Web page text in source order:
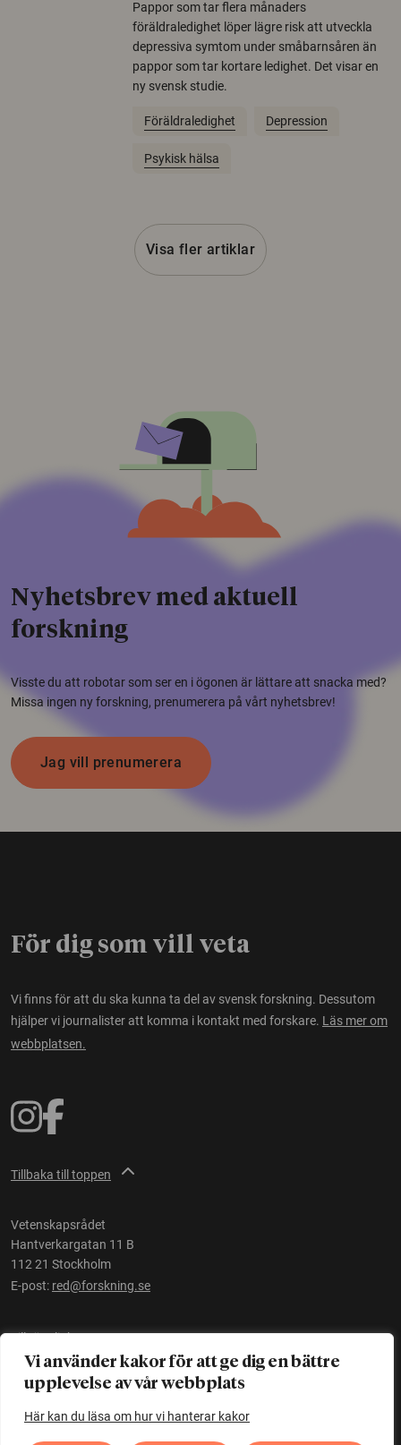
Vi använder kakor för att ge dig en bättre
upplevelse av vår webbplats
Här kan du läsa om hur vi hanterar kakor
Pappor som tar flera månaders
föräldraledighet löper lägre risk att utveckla
depressiva symtom under småbarnsåren än
pappor som tar kortare ledighet. Det visar en
ny svensk studie.
Föräldraledighet Depression
Psykisk hälsa
Visa fler artiklar
Nyhetsbrev med aktuell
forskning
Visste du att robotar som ser en i ögonen är lättare att snacka med?
Missa ingen ny forskning, prenumerera på vårt nyhetsbrev!
Jag vill prenumerera
För dig som vill veta
Vi finns för att du ska kunna ta del av svensk forskning. Dessutom
hjälper vi journalister att komma i kontakt med forskare. Läs mer om
webbplatsen.
Tillbaka till toppen
Vetenskapsrådet
Hantverkargatan 11 B
112 21 Stockholm
E-post: red@forskning.se
Tillgänglighet
Ett initiativ avVetenskapsrådet